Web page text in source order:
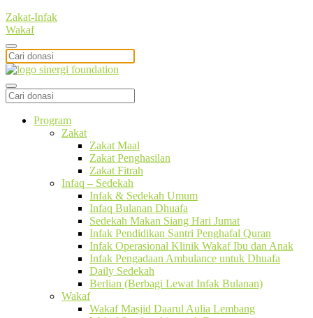
Zakat-Infak
Wakaf
Program
Zakat
Zakat Maal
Zakat Penghasilan
Zakat Fitrah
Infaq – Sedekah
Infak & Sedekah Umum
Infaq Bulanan Dhuafa
Sedekah Makan Siang Hari Jumat
Infak Pendidikan Santri Penghafal Quran
Infak Operasional Klinik Wakaf Ibu dan Anak
Infak Pengadaan Ambulance untuk Dhuafa
Daily Sedekah
Berlian (Berbagi Lewat Infak Bulanan)
Wakaf
Wakaf Masjid Daarul Aulia Lembang